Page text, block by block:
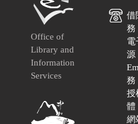
Office of
Library and
Information
Services
借
務
電
源
務
授
體
網